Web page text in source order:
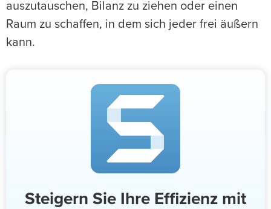
auszutauschen, Bilanz zu ziehen oder einen
Raum zu schaffen, in dem sich jeder frei äußern
kann.
Steigern Sie Ihre Effizienz mit